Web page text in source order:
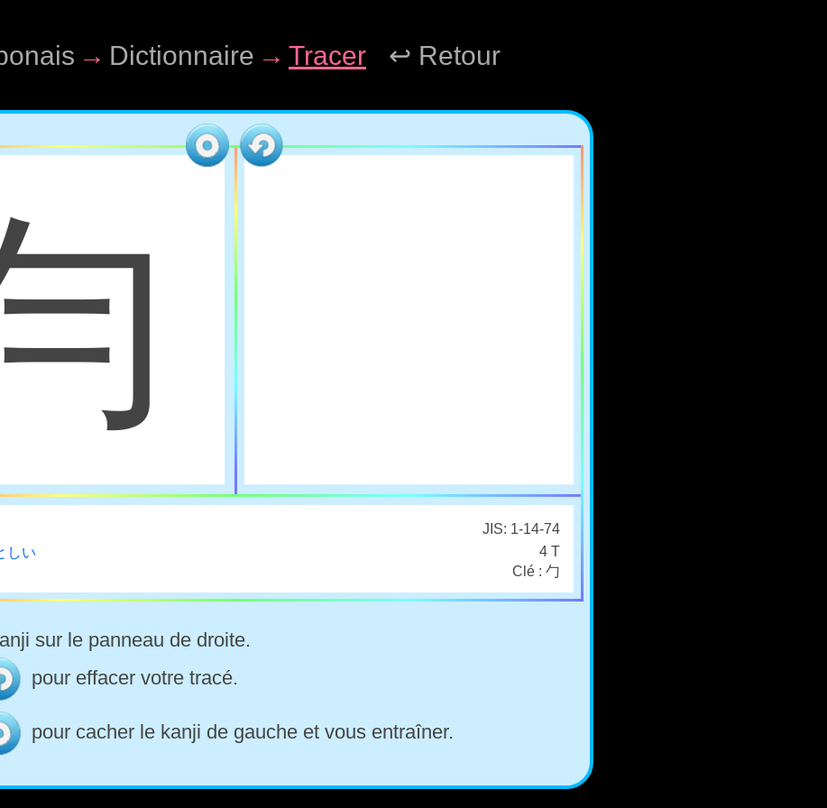
→ Dictionnaire → Tracer ↩ Retour
JIS: 1-14-74
しい
4 T
Clé : 勹
sur le panneau de droite.
pour effacer votre tracé.
pour cacher le kanji de gauche et vous entraîner.